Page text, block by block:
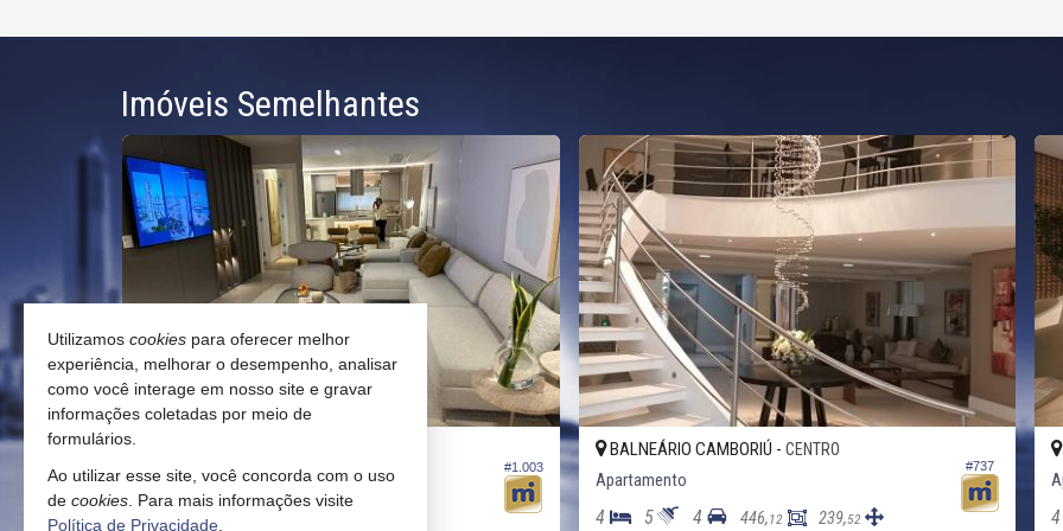
Imóveis Semelhantes
#1.056 #1.003
Apartamento
3 4
#737
BALNEÁRIO CAMBORIÚ - CENTRO
Apartamento
4 5 4 446,12 239,52 4
Utilizamos cookies para oferecer melhor
experiência, melhorar o desempenho, analisar
como você interage em nosso site e gravar
informações coletadas por meio de
formulários.
Ao utilizar esse site, você concorda com o uso
de cookies . Para mais informações visite
Política de Privacidade